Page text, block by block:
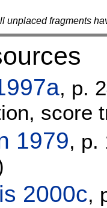
unplaced fragments
, p.
score
1979, p.
2000c,